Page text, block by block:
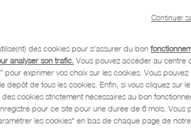
Caractéristiques détaillées
des cookies pour s'assurer du bon
analyser son trafic. Vous pouvez accéder au centre
exprimer vos choix sur les cookies. Vous pouvez
de tous les cookies. Enfin, si vous cliquez sur
cookies strictement nécessaires au bon
pour ce site pour une durée de 6 mois. Vous
les cookies" en bas de chaque page de notre
Continuer